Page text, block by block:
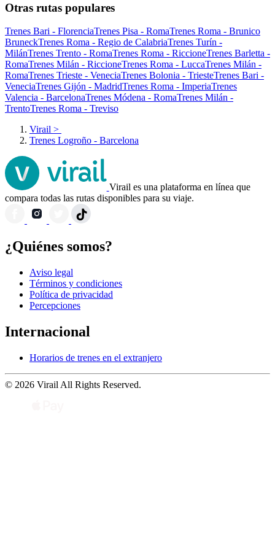
Otras rutas populares
Trenes Bari - FlorenciaTrenes Pisa - RomaTrenes Roma - Brunico
BruneckTrenes Roma - Regio de CalabriaTrenes Turín -
MilánTrenes Trento - RomaTrenes Roma - RiccioneTrenes Barletta -
RomaTrenes Milán - RiccioneTrenes Roma - LuccaTrenes Milán -
RomaTrenes Trieste - VeneciaTrenes Bolonia - TriesteTrenes Bari -
VeneciaTrenes Gijón - MadridTrenes Roma - ImperiaTrenes
Valencia - BarcelonaTrenes Módena - RomaTrenes Milán -
TrentoTrenes Roma - Treviso
Virail >
Trenes Logroño - Barcelona
Virail es una plataforma en línea que
compara todas las rutas disponibles para su viaje.
¿Quiénes somos?
Aviso legal
Términos y condiciones
Política de privacidad
Percepciones
Internacional
Horarios de trenes en el extranjero
© 2026 Virail All Rights Reserved.